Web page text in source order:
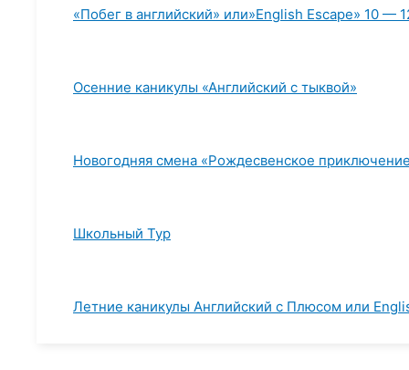
«Побег в английский» или»English Escape» 10 —
Осенние каникулы «Английский с тыквой»
Новогодняя смена «Рождесвенское
Школьный Тур
Летние каникулы Английский с Плюсом или